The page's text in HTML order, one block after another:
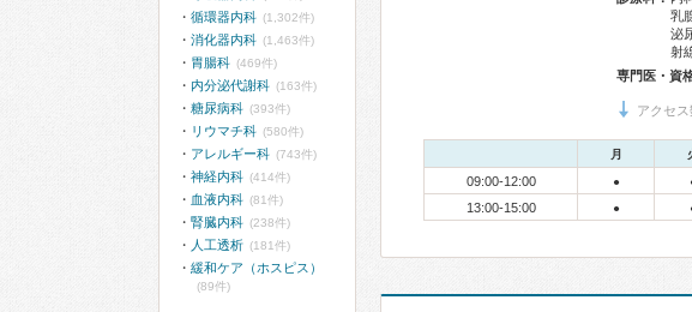
乳
泌
射
専門医・資
アクセ
月
09:00-12:00 ●
13:00-15:00 ●
循環器内科 (1,302件)
消化器内科 (1,463件)
胃腸科 (469件)
内分泌代謝科 (163件)
糖尿病科 (393件)
リウマチ科 (580件)
アレルギー科 (743件)
神経内科 (414件)
血液内科 (81件)
腎臓内科 (238件)
人工透析 (181件)
緩和ケア（ホスピス）
(89件)